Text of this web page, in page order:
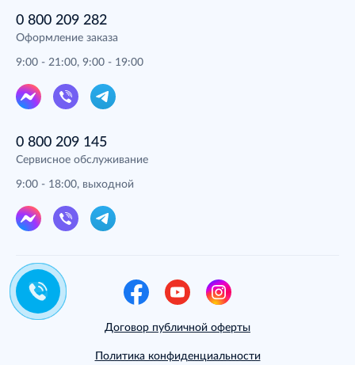
0 800 209 282
Оформление заказа
9:00 - 21:00, 9:00 - 19:00
0 800 209 145
Сервисное обслуживание
9:00 - 18:00, выходной
Договор публичной оферты
Политика конфиденциальности